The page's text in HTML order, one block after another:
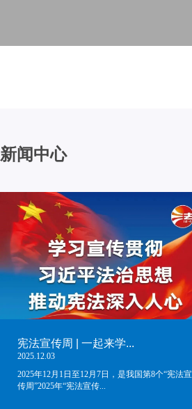
新闻中心
宪法宣传周 | 一起来学...
2025.12.03
2025年12月1日至12月7日，是我国第8个“宪法宣
传周”2025年“宪法宣传...